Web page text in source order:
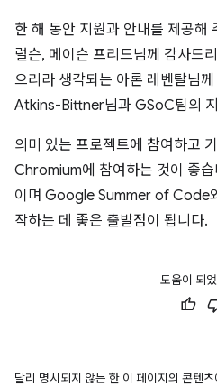
한 해 동안 지원과 안내를 제공해
럴슨, 메이슨 프리드님께 감사드
으리라 생각되는 아론 레벤탈님
Atkins-Bittner님과 GSoC팀의
의미 있는 프로젝트에 참여하고
Chromium에 참여하는 것이 좋
이며 Google Summer of Code
작하는 데 좋은 출발점이 됩니다.
도움이 되
달리 명시되지 않는 한 이 페이지의 콘텐츠